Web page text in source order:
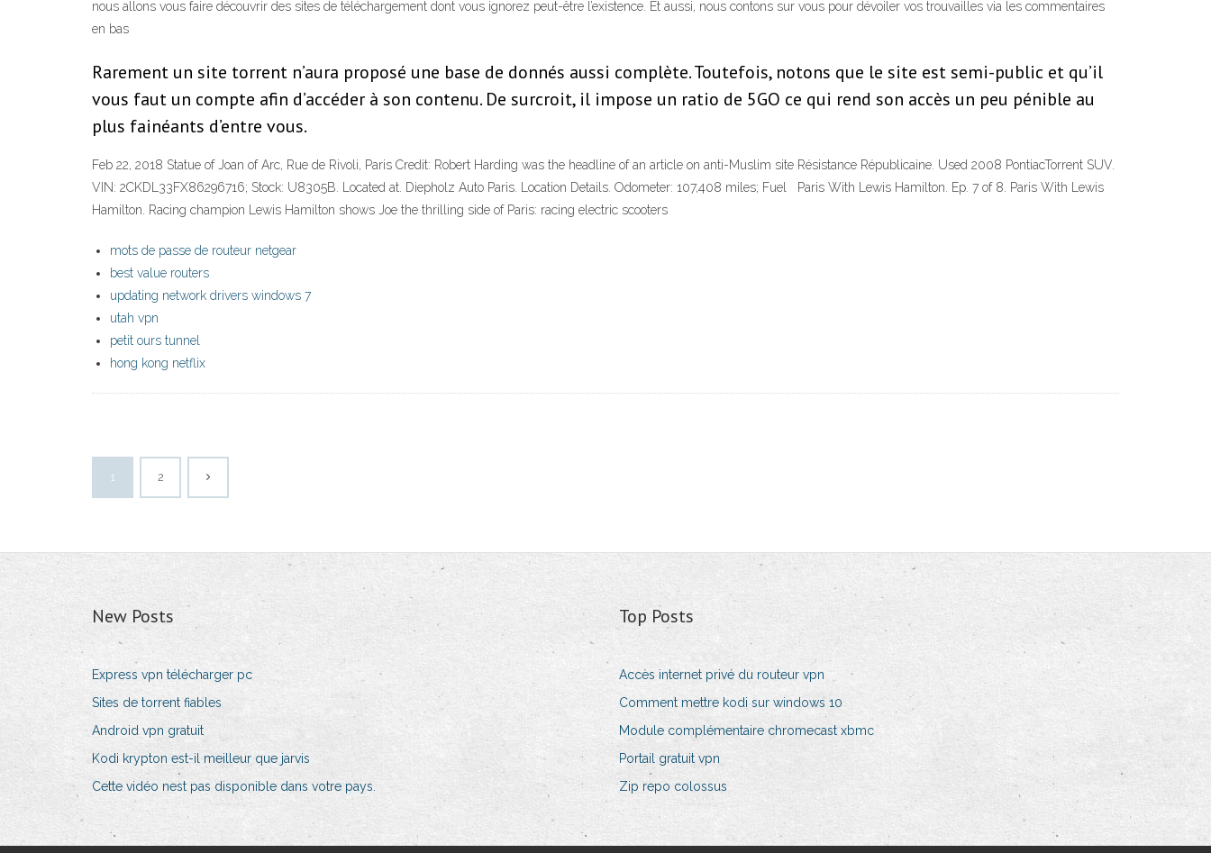
nous allons vous faire découvrir des sites de téléchargement dont vous ignorez peut-être l’existence. Et aussi, nous contons sur vous pour dévoiler vos trouvailles via les commentaires
en bas
Rarement un site torrent n’aura proposé une base de donnés aussi complète. Toutefois, notons que le site est semi-public et qu’il
vous faut un compte afin d’accéder à son contenu. De surcroit, il impose un ratio de 5GO ce qui rend son accès un peu pénible au
plus fainéants d’entre vous.
Feb 22, 2018 Statue of Joan of Arc, Rue de Rivoli, Paris Credit: Robert Harding was the headline of an article on anti-Muslim site Résistance Républicaine. Used 2008 PontiacTorrent SUV.
VIN: 2CKDL33FX86296716; Stock: U8305B. Located at. Diepholz Auto Paris. Location Details. Odometer: 107,408 miles; Fuel Paris With Lewis Hamilton. Ep. 7 of 8. Paris With Lewis
Hamilton. Racing champion Lewis Hamilton shows Joe the thrilling side of Paris: racing electric scooters
mots de passe de routeur netgear
best value routers
updating network drivers windows 7
utah vpn
petit ours tunnel
hong kong netflix
1 2
New Posts
Express vpn télécharger pc
Sites de torrent fiables
Android vpn gratuit
Kodi krypton est-il meilleur que jarvis
Cette vidéo nest pas disponible dans votre pays.
Top Posts
Accès internet privé du routeur vpn
Comment mettre kodi sur windows 10
Module complémentaire chromecast xbmc
Portail gratuit vpn
Zip repo colossus